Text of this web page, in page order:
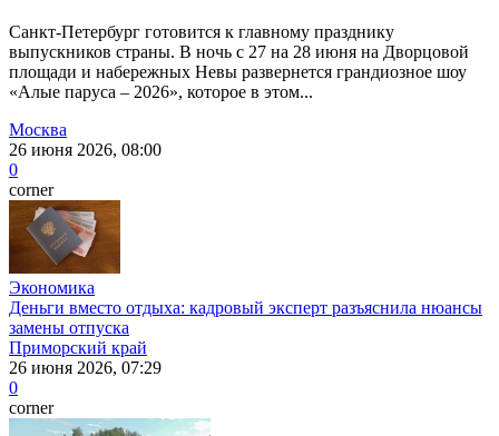
Санкт-Петербург готовится к главному празднику
выпускников страны. В ночь с 27 на 28 июня на Дворцовой
площади и набережных Невы развернется грандиозное шоу
«Алые паруса – 2026», которое в этом...
Москва
26 июня 2026, 08:00
0
corner
Экономика
Деньги вместо отдыха: кадровый эксперт разъяснила нюансы
замены отпуска
Приморский край
26 июня 2026, 07:29
0
corner